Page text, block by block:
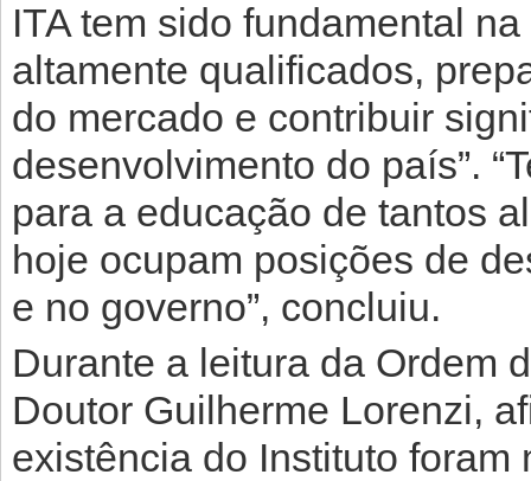
ITA tem sido fundamental
altamente qualificados,
do mercado e contribuir
desenvolvimento do país”.
para a educação de tantos
hoje ocupam posições de
e no governo”, concluiu.
Durante a leitura da Ordem
Doutor Guilherme Lorenzi,
existência do Instituto